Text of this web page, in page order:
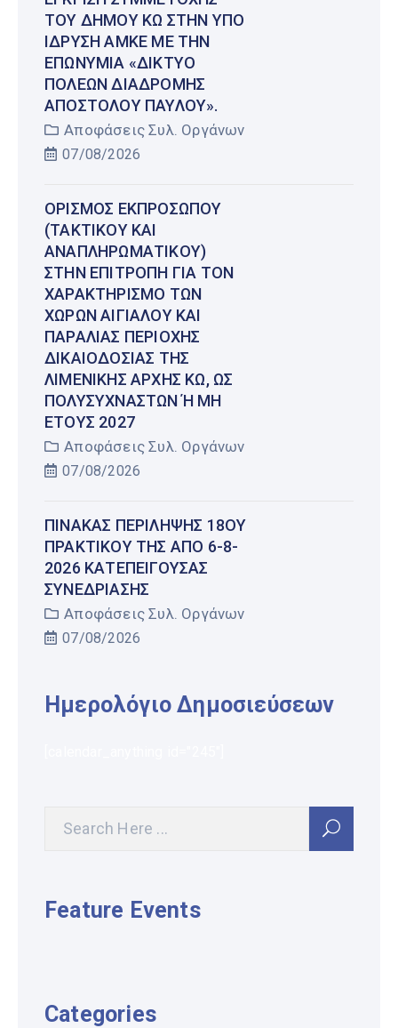
ΤΟΥ ΔΉΜΟΥ ΚΩ ΣΤΗΝ ΥΠΌ
ΊΔΡΥΣΗ ΑΜΚΕ ΜΕ ΤΗΝ
ΕΠΩΝΥΜΊΑ «ΔΊΚΤΥΟ
ΠΌΛΕΩΝ ΔΙΑΔΡΟΜΉΣ
ΑΠΟΣΤΌΛΟΥ ΠΑΎΛΟΥ».
Αποφάσεις Συλ. Οργάνων
07/08/2026
ΟΡΙΣΜΌΣ ΕΚΠΡΟΣΏΠΟΥ
(ΤΑΚΤΙΚΟΎ ΚΑΙ
ΑΝΑΠΛΗΡΩΜΑΤΙΚΟΎ)
ΣΤΗΝ ΕΠΙΤΡΟΠΉ ΓΙΑ ΤΟΝ
ΧΑΡΑΚΤΗΡΙΣΜΌ ΤΩΝ
ΧΏΡΩΝ ΑΙΓΙΑΛΟΎ ΚΑΙ
ΠΑΡΑΛΊΑΣ ΠΕΡΙΟΧΉΣ
ΔΙΚΑΙΟΔΟΣΊΑΣ ΤΗΣ
ΛΙΜΕΝΙΚΉΣ ΑΡΧΉΣ ΚΩ, ΩΣ
ΠΟΛΥΣΎΧΝΑΣΤΩΝ Ή ΜΗ Έ
ΤΟΥΣ 2027
Αποφάσεις Συλ. Οργάνων
07/08/2026
ΠΊΝΑΚΑΣ ΠΕΡΊΛΗΨΗΣ 18ΟΥ
ΠΡΑΚΤΙΚΟΎ ΤΗΣ ΑΠΌ 6-8-
2026 ΚΑΤΕΠΕΊΓΟΥΣΑΣ
ΣΥΝΕΔΡΊΑΣΗΣ
Αποφάσεις Συλ. Οργάνων
07/08/2026
Ημερολόγιο Δημοσιεύσεων
Feature Events
Categories